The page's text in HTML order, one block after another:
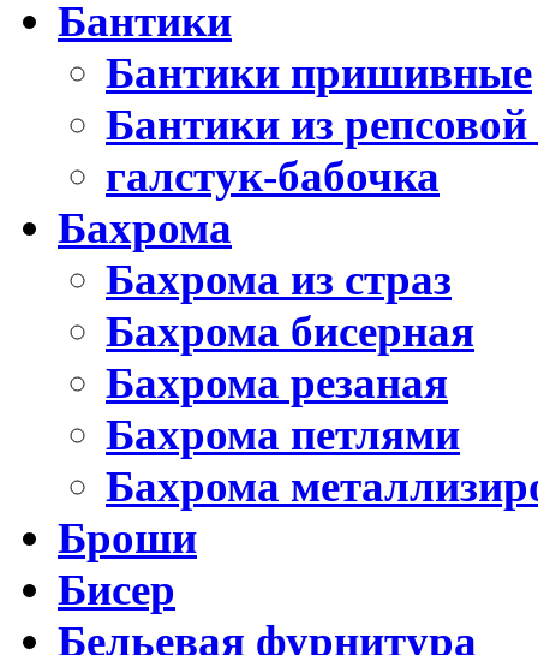
Бантики
Бантики пришивные
Бантики из
галстук-бабочка
Бахрома
Бахрома из страз
Бахрома бисерная
Бахрома резаная
Бахрома петлями
Бахрома
Броши
Бисер
Бельевая фурнитура